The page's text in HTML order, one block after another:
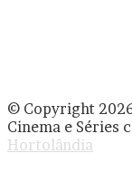
© Copyright
Cinema e Séries
Hortolândia